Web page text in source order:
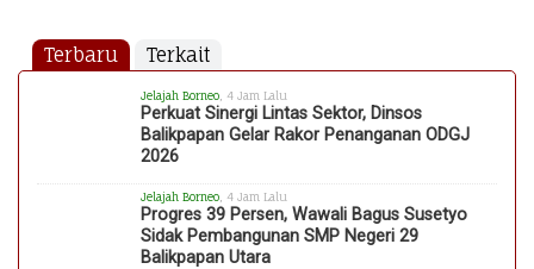
Terbaru Terkait
Jelajah Borneo , 4 Jam Lalu
Perkuat Sinergi Lintas Sektor, Dinsos
Balikpapan Gelar Rakor Penanganan ODGJ
2026
Jelajah Borneo , 4 Jam Lalu
Progres 39 Persen, Wawali Bagus Susetyo
Sidak Pembangunan SMP Negeri 29
Balikpapan Utara